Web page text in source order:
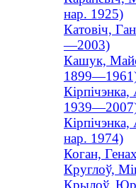
нар. 1925)
Катовіч,
—2003)
Кашук,
нар. 1974)
Коган,
Круглоў,